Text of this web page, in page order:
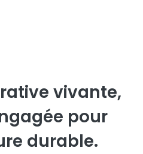
vivante,
pour
durable.